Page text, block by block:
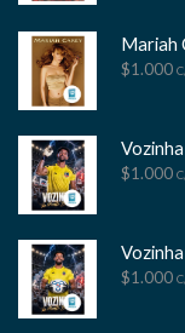
Mariah
$1.000
Vozinha
$1.000
Vozinha
$1.000